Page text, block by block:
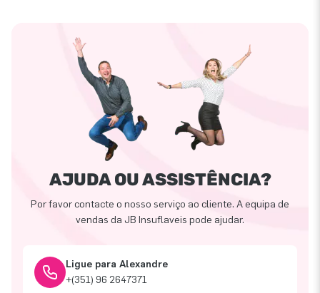
AJUDA OU ASSISTÊNCIA?
Por favor contacte o nosso serviço ao cliente. A equipa de
vendas da JB Insuflaveis pode ajudar.
Ligue para Alexandre
+(351) 96 2647371